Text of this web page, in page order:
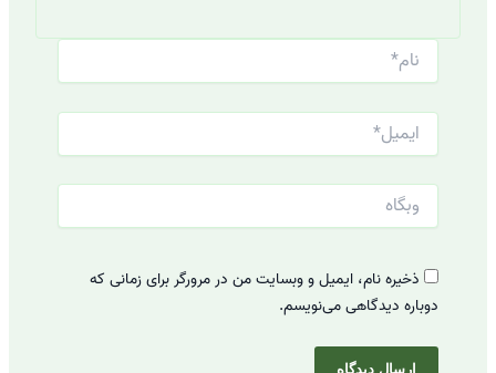
نام*
ایمیل*
وبگاه
ذخیره نام، ایمیل و وبسایت من در مرورگر برای زمانی که
دوباره دیدگاهی می‌نویسم.